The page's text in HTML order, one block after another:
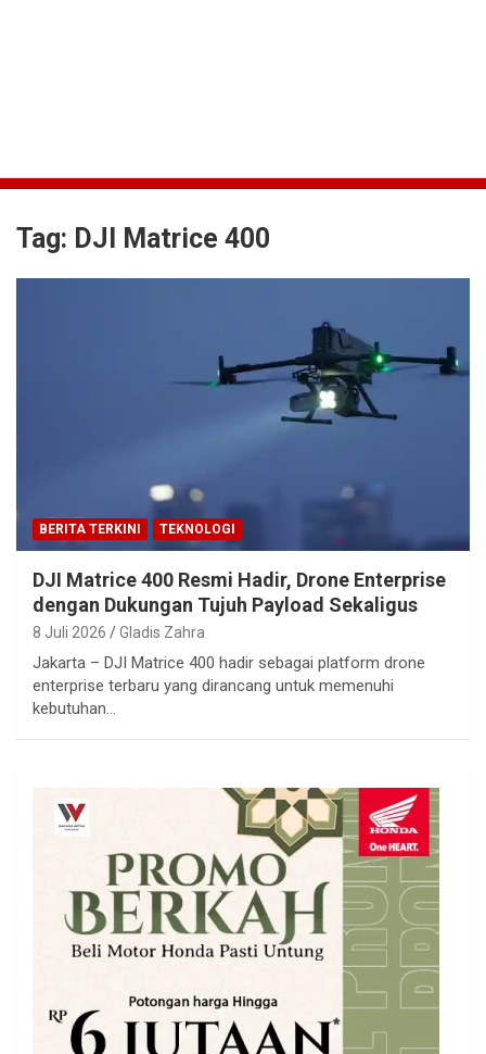
Tag: DJI Matrice 400
BERITA TERKINI TEKNOLOGI
DJI Matrice 400 Resmi Hadir, Drone Enterprise
dengan Dukungan Tujuh Payload Sekaligus
8 Juli 2026 Gladis Zahra
Jakarta – DJI Matrice 400 hadir sebagai platform drone
enterprise terbaru yang dirancang untuk memenuhi
kebutuhan…